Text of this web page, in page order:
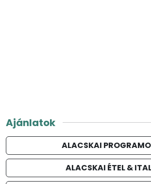
Ajánlatok
ALACSKAI
ALACSKAI ÉTEL &